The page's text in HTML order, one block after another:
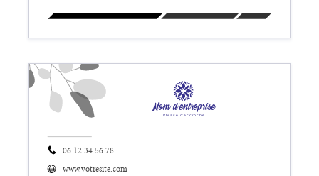
www.votresite.com
06 12 34 56 78
Nom d'entreprise
Phrase d'accroche